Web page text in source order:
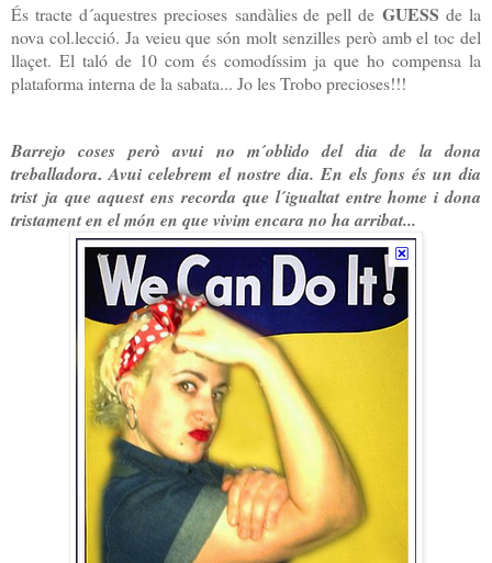
És tracte d´aquestres precioses sandàlies de pell deGUESS de la
nova col.lecció. Ja veieu que són molt senzilles però amb el toc del
llaçet. El taló de 10 com és comodíssim ja que ho compensa la
plataforma interna de la sabata... Jo les Trobo precioses!!!
Barrejo coses però avui no m´oblido del dia de la dona
treballadora. Avui celebrem el nostre dia. En els fons és un dia
trist ja que aquest ens recorda que l´igualtat entre home i dona
tristament en el món en que vivim encara no ha arribat...